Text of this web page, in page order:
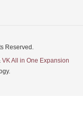
Reserved.
VK All in One Expansion